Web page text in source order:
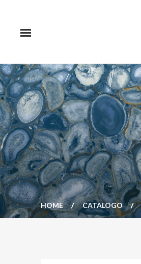
HOME CATALOGO